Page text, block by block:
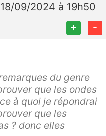
09/2024 à 19h50
+ -
du genre
que les ondes
à quoi je répondrai
que les
? donc elles